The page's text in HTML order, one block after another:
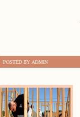
POSTED BY ADMIN